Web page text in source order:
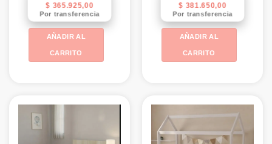
$ 365.925,00
Por transferencia
AÑADIR AL
CARRITO
$ 381.650,00
Por transferencia
AÑADIR AL
CARRITO